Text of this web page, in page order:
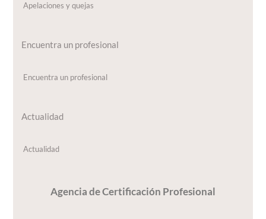
Apelaciones y quejas
Encuentra un profesional
Encuentra un profesional
Actualidad
Actualidad
Agencia de Certificación Profesional